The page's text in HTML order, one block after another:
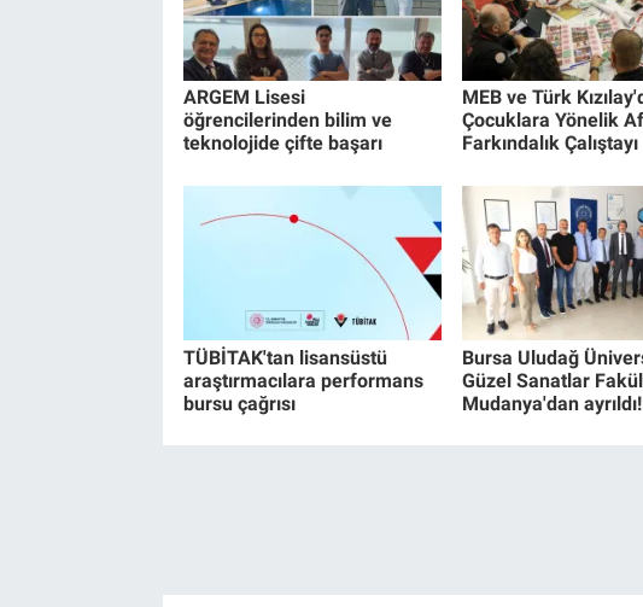
ARGEM Lisesi
öğrencilerinden bilim ve
teknolojide çifte başarı
MEB ve Türk
Çocuklara Yönelik
Farkındalık Çalıştayı
TÜBİTAK'tan lisansüstü
araştırmacılara performans
bursu çağrısı
Bursa Uludağ
Güzel Sanatlar
Mudanya'dan ayrıldı!